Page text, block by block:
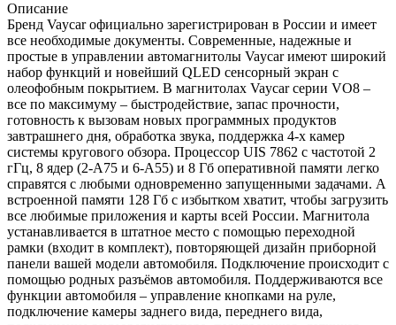
Описание
Бренд Vaycar официально зарегистрирован в России и имеет
все необходимые документы. Современные, надежные и
простые в управлении автомагнитолы Vaycar имеют широкий
набор функций и новейший QLED сенсорный экран с
олеофобным покрытием. В магнитолах Vaycar серии VО8 –
все по максимуму – быстродействие, запас прочности,
готовность к вызовам новых программных продуктов
завтрашнего дня, обработка звука, поддержка 4-х камер
системы кругового обзора. Процессор UIS 7862 с частотой 2
гГц, 8 ядер (2-А75 и 6-А55) и 8 Гб оперативной памяти легко
справятся с любыми одновременно запущенными задачами. А
встроенной памяти 128 Гб с избытком хватит, чтобы загрузить
все любимые приложения и карты всей России. Магнитола
устанавливается в штатное место с помощью переходной
рамки (входит в комплект), повторяющей дизайн приборной
панели вашей модели автомобиля. Подключение происходит с
помощью родных разъёмов автомобиля. Поддерживаются все
функции автомобиля – управление кнопками на руле,
подключение камеры заднего вида, переднего вида,